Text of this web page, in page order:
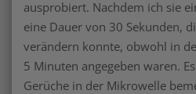
ausprobiert. Nachdem ich sie
eine Dauer von 30 Sekunden,
verändern konnte, obwohl in
5 Minuten angegeben waren.
Gerüche in der Mikrowelle